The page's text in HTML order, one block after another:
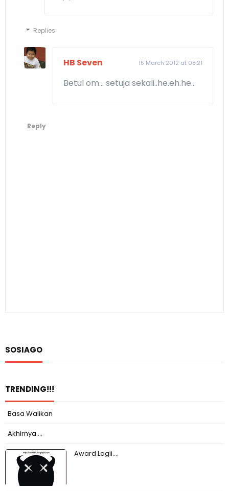
Replies
HB Seven 15 March 2012 at 08:21
Betul om... setuja sekali..he.eh.he...
Reply
SOSIAGO
TRENDING!!!
Basa Walikan
Akhirnya....
Award Lagii....